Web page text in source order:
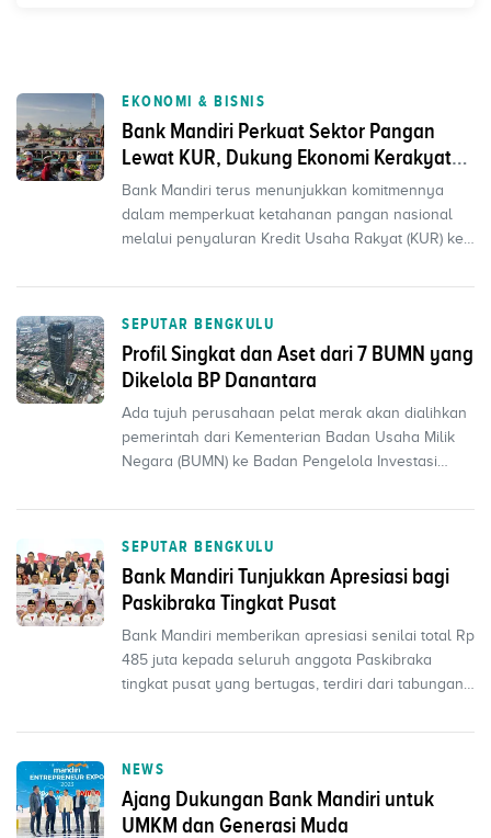
EKONOMI & BISNIS
Bank Mandiri Perkuat Sektor Pangan
Lewat KUR, Dukung Ekonomi Kerakyatan
dan Program Makan Bergizi Gratis
Bank Mandiri terus menunjukkan komitmennya
dalam memperkuat ketahanan pangan nasional
melalui penyaluran Kredit Usaha Rakyat (KUR) ke
SEPUTAR BENGKULU
Profil Singkat dan Aset dari 7 BUMN yang
Dikelola BP Danantara
Ada tujuh perusahaan pelat merak akan dialihkan
pemerintah dari Kementerian Badan Usaha Milik
Negara (BUMN) ke Badan Pengelola Investasi
SEPUTAR BENGKULU
Bank Mandiri Tunjukkan Apresiasi bagi
Paskibraka Tingkat Pusat
Bank Mandiri memberikan apresiasi senilai total Rp
485 juta kepada seluruh anggota Paskibraka
tingkat pusat yang bertugas, terdiri dari tabungan
NEWS
Ajang Dukungan Bank Mandiri untuk
UMKM dan Generasi Muda